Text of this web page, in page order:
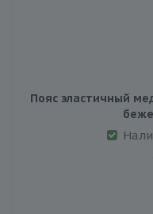
Пояс эластичный